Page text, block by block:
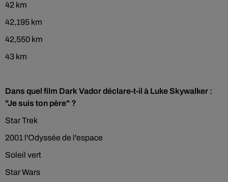
42 km
42,195 km
42,550 km
43 km
Dans quel film Dark Vador déclare-t-il à Luke Skywalker :
"Je suis ton père" ?
Star Trek
2001 l'Odyssée de l'espace
Soleil vert
Star Wars